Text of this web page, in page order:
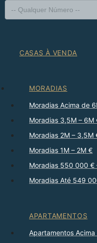
CASAS À VENDA
MORADIAS
Moradias Acima de
Moradias 3,5M – 6M
Moradias 2M – 3,5M
Moradias 1M – 2M €
Moradias 550 000 €
Moradias Até 549
APARTAMENTOS
Apartamentos